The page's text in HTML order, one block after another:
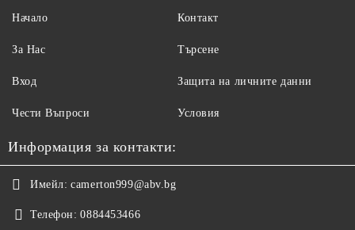
Начало
За Нас
Вход
Чести Въпроси
Контакт
Търсене
Защита на личните данни
Условия
Информация за контакти:
Имейл: camerton999@abv.bg
Телефон: 0884453466